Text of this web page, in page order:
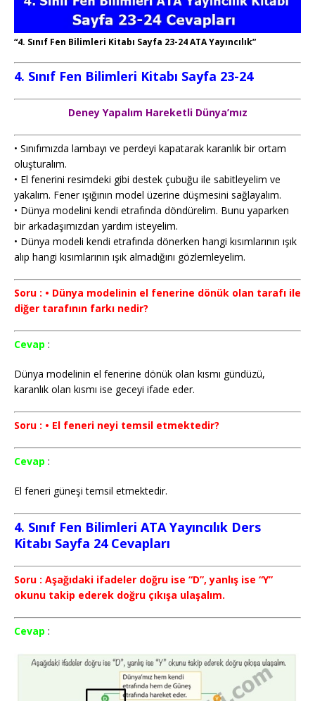
“4. Sınıf Fen Bilimleri Kitabı Sayfa 23-24 ATA Yayıncılık”
4. Sınıf Fen Bilimleri Kitabı Sayfa 23-24
Deney Yapalım Hareketli Dünya’mız
• Sınıfımızda lambayı ve perdeyi kapatarak karanlık bir ortam
oluşturalım.
• El fenerini resimdeki gibi destek çubuğu ile sabitleyelim ve
yakalım. Fener ışığının model üzerine düşmesini sağlayalım.
• Dünya modelini kendi etrafında döndürelim. Bunu yaparken
bir arkadaşımızdan yardım isteyelim.
• Dünya modeli kendi etrafında dönerken hangi kısımlarının ışık
alıp hangi kısımlarının ışık almadığını gözlemleyelim.
Soru : • Dünya modelinin el fenerine dönük olan tarafı ile
diğer tarafının farkı nedir?
Cevap :
Dünya modelinin el fenerine dönük olan kısmı gündüzü,
karanlık olan kısmı ise geceyi ifade eder.
Soru : • El feneri neyi temsil etmektedir?
Cevap :
El feneri güneşi temsil etmektedir.
4. Sınıf Fen Bilimleri ATA Yayıncılık Ders
Kitabı Sayfa 24 Cevapları
Soru : Aşağıdaki ifadeler doğru ise “D”, yanlış ise “Y”
okunu takip ederek doğru çıkışa ulaşalım.
Cevap :